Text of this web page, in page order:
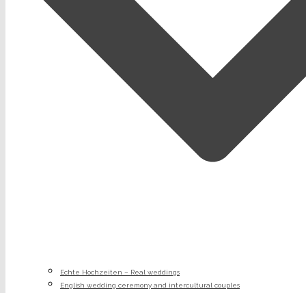
Echte Hochzeiten – Real weddings
English wedding ceremony and intercultural couples